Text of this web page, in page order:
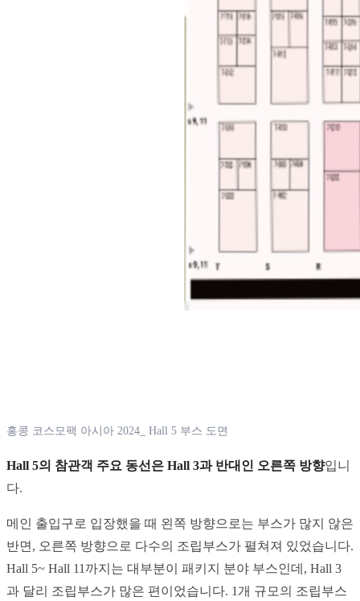
홍콩 코스모팩 아시아 2024_ Hall 5 부스 도면
Hall 5의 참관객 주요 동선은 Hall 3과 반대인 오른쪽 방향입니
다.
메인 출입구로 입장했을 때 왼쪽 방향으로는 부스가 많지 않은
반면, 오른쪽 방향으로 다수의 조립부스가 펼쳐져 있었습니다.
Hall 5~ Hall 11까지는 대부분이 패키지 분야 부스인데, Hall 3
과 달리 조립부스가 많은 편이었습니다. 1개 규모의 조립부스